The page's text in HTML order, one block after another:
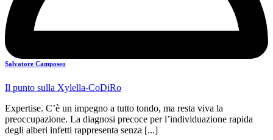
Salvatore Camposeo
Il punto sulla Xylella-CoDiRo
Expertise. C’è un impegno a tutto tondo, ma resta viva la
preoccupazione. La diagnosi precoce per l’individuazione rapida
degli alberi infetti rappresenta senza [...]